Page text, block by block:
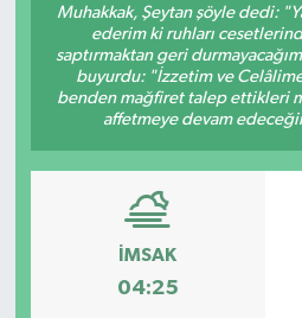
Muhakkak, Şeytan şöyle dedi:
ederim ki ruhları
saptırmaktan geri
buyurdu: "İzzetim ve
benden mağfiret talep ettikleri
affetmeye devam
İMSAK
04:25